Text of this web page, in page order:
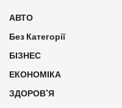
АВТО
Без Категорії
БІЗНЕС
ЕКОНОМІКА
ЗДОРОВ'Я